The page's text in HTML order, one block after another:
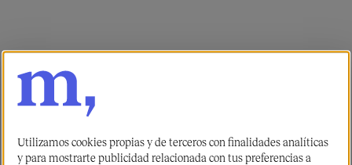
Utilizamos cookies propias y de terceros con finalidades analíticas
y para mostrarte publicidad relacionada con tus preferencias a